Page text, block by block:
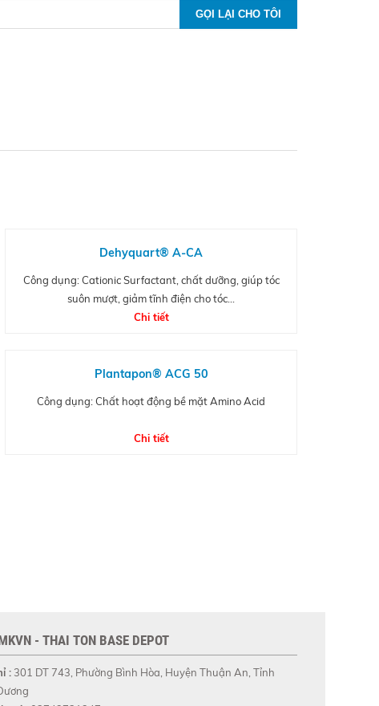
Dehyquart® A-CA
Công dụng: Cationic Surfactant, chất dưỡng, giúp tóc
suôn mượt, giảm tĩnh điện cho tóc...
Chi tiết
Plantapon® ACG 50
Công dụng: Chất hoạt động bề mặt Amino Acid
Chi tiết
- THAI TON BASE DEPOT
: 301 DT 743, Phường Bình Hòa, Huyện Thuận An, Tỉnh